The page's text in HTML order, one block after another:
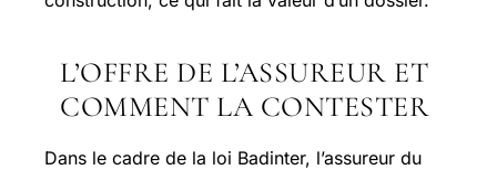
L’OFFRE DE L’ASSUREUR ET
COMMENT LA CONTESTER
Dans le cadre de la loi Badinter, l’assureur du